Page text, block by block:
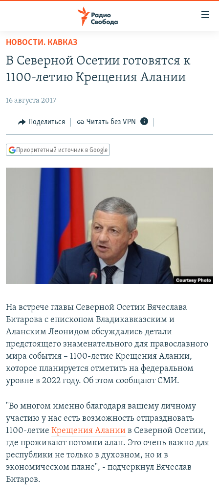
упрощенного
доступа
Вернуться
основному
Вернутся
главной
навигации
Вернутся
ПОДКАСТЫ
АВТОРСКИЕ ПРОЕКТЫ
ЦИТАТЫ СВОБОДЫ
МНЕНИЯ
IDEL.РЕАЛИИ
КАВКАЗ.РЕАЛИИ
СЕВЕР.РЕАЛИИ
СИБИРЬ.РЕАЛИИ
РАСПИСАНИЕ ВЕЩАНИЯ
ПОДПИШИТЕСЬ НА РАССЫЛКУ
СОЦИАЛЬНЫЕ СЕТИ
Все сайты РСЕ/РС
НОВОСТИ. КАВКАЗ
В Северной Осетии готовятся к
1100-летию Крещения Алании
16 августа 2017
Поделиться Читать без VPN
Приоритетный источник в Google
На встрече главы Северной Осетии Вячеслава
Битарова с епископом Владикавказским и
Аланским Леонидом обсуждались детали
предстоящего знаменательного для православного
мира события – 1100-летие Крещения Алании,
которое планируется отметить на федеральном
уровне в 2022 году. Об этом сообщают СМИ.
"Во многом именно благодаря вашему личному
участию у нас есть возможность отпраздновать
1100-летие Крещения Алании в Северной Осетии,
где проживают потомки алан. Это очень важно для
республики не только в духовном, но и в
экономическом плане", - подчеркнул Вячеслав
Битаров.